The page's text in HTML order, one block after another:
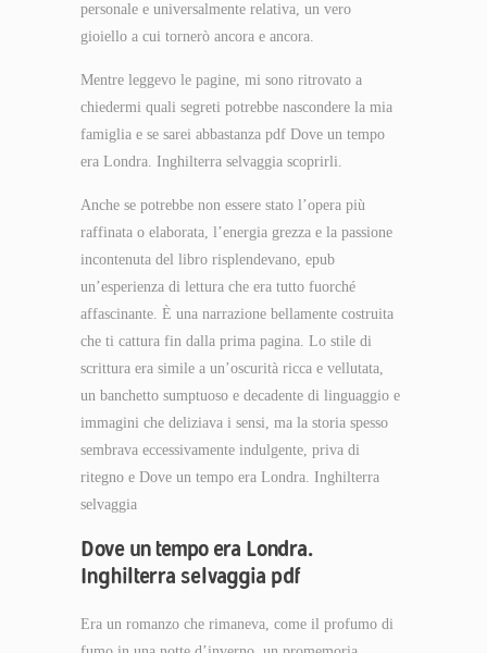
personale e universalmente relativa, un vero
gioiello a cui tornerò ancora e ancora.
Mentre leggevo le pagine, mi sono ritrovato a
chiedermi quali segreti potrebbe nascondere la mia
famiglia e se sarei abbastanza pdf Dove un tempo
era Londra. Inghilterra selvaggia scoprirli.
Anche se potrebbe non essere stato l’opera più
raffinata o elaborata, l’energia grezza e la passione
incontenuta del libro risplendevano, epub
un’esperienza di lettura che era tutto fuorché
affascinante. È una narrazione bellamente costruita
che ti cattura fin dalla prima pagina. Lo stile di
scrittura era simile a un’oscurità ricca e vellutata,
un banchetto sumptuoso e decadente di linguaggio e
immagini che deliziava i sensi, ma la storia spesso
sembrava eccessivamente indulgente, priva di
ritegno e Dove un tempo era Londra. Inghilterra
selvaggia
Dove un tempo era Londra.
Inghilterra selvaggia pdf
Era un romanzo che rimaneva, come il profumo di